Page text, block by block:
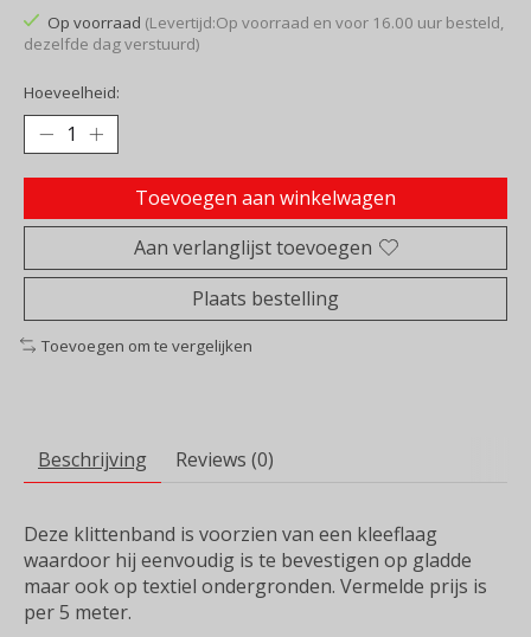
Op voorraad (Levertijd:Op voorraad en voor 16.00 uur besteld,
dezelfde dag verstuurd)
Hoeveelheid:
Toevoegen aan winkelwagen
Aan verlanglijst toevoegen
Plaats bestelling
Toevoegen om te vergelijken
Beschrijving Reviews (0)
Deze klittenband is voorzien van een kleeflaag
waardoor hij eenvoudig is te bevestigen op gladde
maar ook op textiel ondergronden. Vermelde prijs is
per 5 meter.